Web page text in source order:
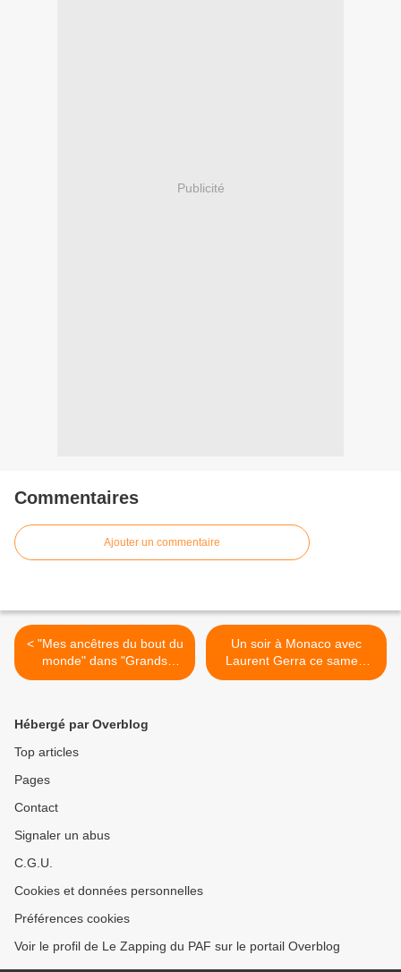
Publicité
Commentaires
Ajouter un commentaire
< "Mes ancêtres du bout du
monde" dans "Grands
Reportages" sur TF1
Un soir à Monaco avec
Laurent Gerra ce samedi
sur France 2 >
Hébergé par Overblog
Top articles
Pages
Contact
Signaler un abus
C.G.U.
Cookies et données personnelles
Préférences cookies
Voir le profil de Le Zapping du PAF sur le portail Overblog